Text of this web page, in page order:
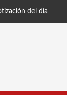
del día